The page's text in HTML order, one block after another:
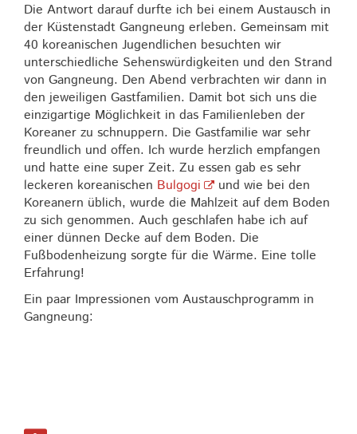
Die Antwort darauf durfte ich bei einem Austausch in
der Küstenstadt Gangneung erleben. Gemeinsam mit
40 koreanischen Jugendlichen besuchten wir
unterschiedliche Sehenswürdigkeiten und den Strand
von Gangneung. Den Abend verbrachten wir dann in
den jeweiligen Gastfamilien. Damit bot sich uns die
einzigartige Möglichkeit in das Familienleben der
Koreaner zu schnuppern. Die Gastfamilie war sehr
freundlich und offen. Ich wurde herzlich empfangen
und hatte eine super Zeit. Zu essen gab es sehr
leckeren koreanischen Bulgogi
und wie bei den
Koreanern üblich, wurde die Mahlzeit auf dem Boden
zu sich genommen. Auch geschlafen habe ich auf
einer dünnen Decke auf dem Boden. Die
Fußbodenheizung sorgte für die Wärme. Eine tolle
Erfahrung!
Ein paar Impressionen vom Austauschprogramm in
Gangneung: